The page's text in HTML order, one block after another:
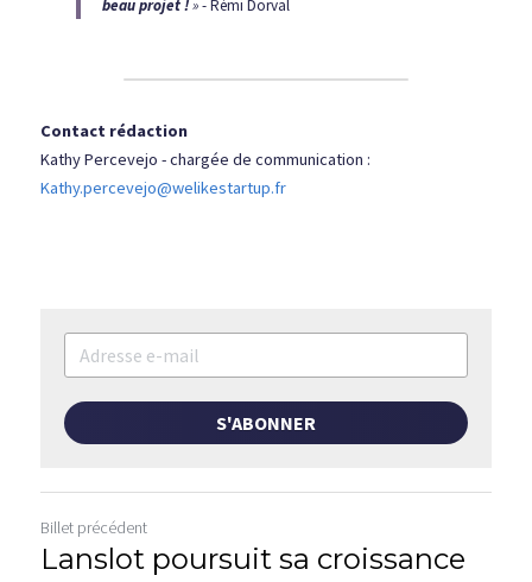
beau projet !» - Rémi Dorval
Contact rédaction
Kathy.percevejo@welikestartup.fr
S'ABONNER
Billet précédent
Lanslot poursuit sa croissance